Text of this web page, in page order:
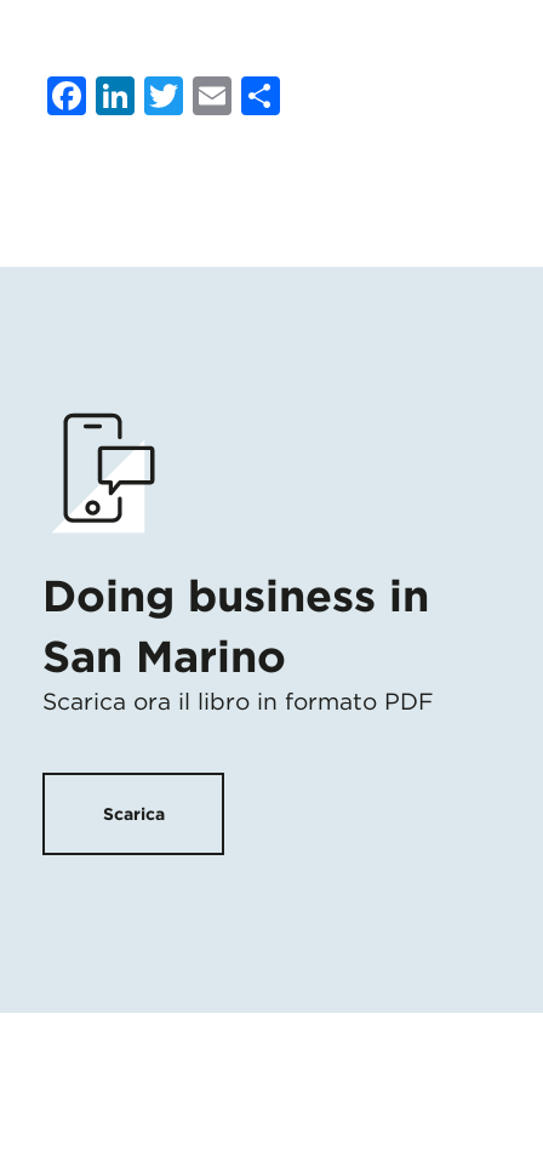
Facebook
LinkedIn
Twitter
Email
Doing business in
San Marino
Scarica ora il libro in formato PDF
Scarica